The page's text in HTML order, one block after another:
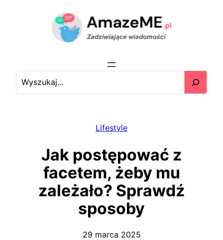
Lifestyle
Jak postępować z
facetem, żeby mu
zależało? Sprawdź
sposoby
29 marca 2025